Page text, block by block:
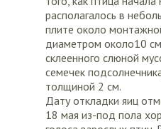
располагалось в
плите около
диаметром около10
склеенного слюной
семечек
толщиной 2 см.
Дату откладки яиц
18 мая из-под пола